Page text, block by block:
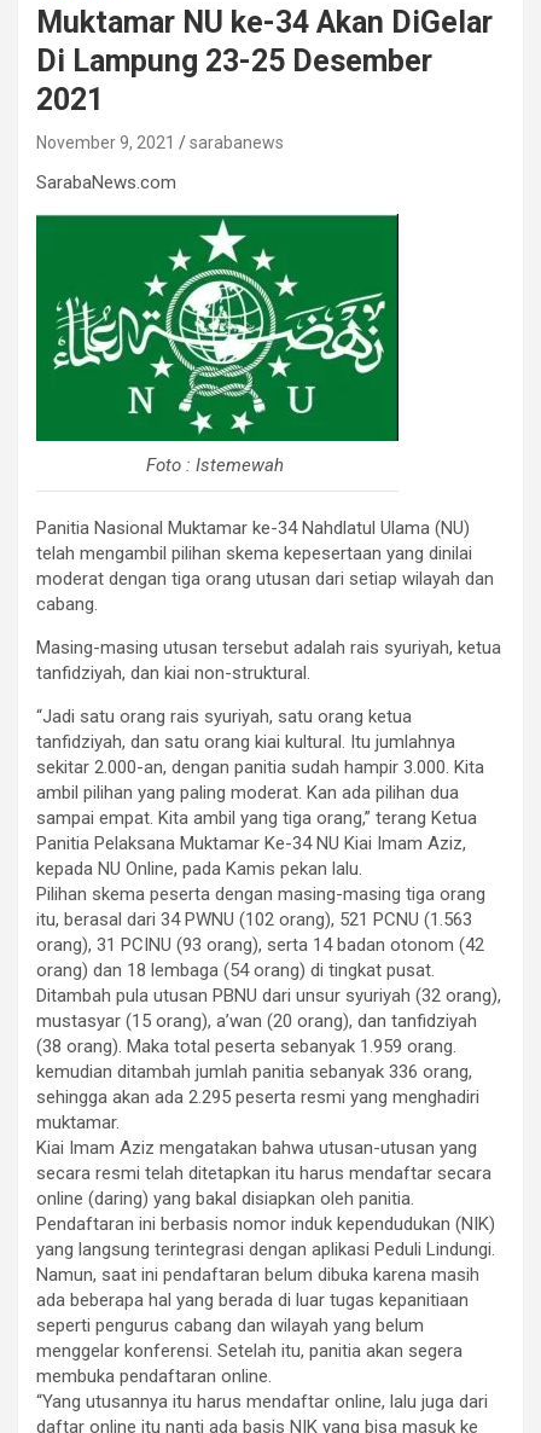
Muktamar NU ke-34 Akan DiGelar
Di Lampung 23-25 Desember
2021
November 9, 2021 sarabanews
SarabaNews.com
Foto : Istemewah
Panitia Nasional Muktamar ke-34 Nahdlatul Ulama (NU)
telah mengambil pilihan skema kepesertaan yang dinilai
moderat dengan tiga orang utusan dari setiap wilayah dan
cabang.
Masing-masing utusan tersebut adalah rais syuriyah, ketua
tanfidziyah, dan kiai non-struktural.
“Jadi satu orang rais syuriyah, satu orang ketua
tanfidziyah, dan satu orang kiai kultural. Itu jumlahnya
sekitar 2.000-an, dengan panitia sudah hampir 3.000. Kita
ambil pilihan yang paling moderat. Kan ada pilihan dua
sampai empat. Kita ambil yang tiga orang,” terang Ketua
Panitia Pelaksana Muktamar Ke-34 NU Kiai Imam Aziz,
kepada NU Online, pada Kamis pekan lalu.
Pilihan skema peserta dengan masing-masing tiga orang
itu, berasal dari 34 PWNU (102 orang), 521 PCNU (1.563
orang), 31 PCINU (93 orang), serta 14 badan otonom (42
orang) dan 18 lembaga (54 orang) di tingkat pusat.
Ditambah pula utusan PBNU dari unsur syuriyah (32 orang),
mustasyar (15 orang), a’wan (20 orang), dan tanfidziyah
(38 orang). Maka total peserta sebanyak 1.959 orang.
kemudian ditambah jumlah panitia sebanyak 336 orang,
sehingga akan ada 2.295 peserta resmi yang menghadiri
muktamar.
Kiai Imam Aziz mengatakan bahwa utusan-utusan yang
secara resmi telah ditetapkan itu harus mendaftar secara
online (daring) yang bakal disiapkan oleh panitia.
Pendaftaran ini berbasis nomor induk kependudukan (NIK)
yang langsung terintegrasi dengan aplikasi Peduli Lindungi.
Namun, saat ini pendaftaran belum dibuka karena masih
ada beberapa hal yang berada di luar tugas kepanitiaan
seperti pengurus cabang dan wilayah yang belum
menggelar konferensi. Setelah itu, panitia akan segera
membuka pendaftaran online.
“Yang utusannya itu harus mendaftar online, lalu juga dari
daftar online itu nanti ada basis NIK yang bisa masuk ke